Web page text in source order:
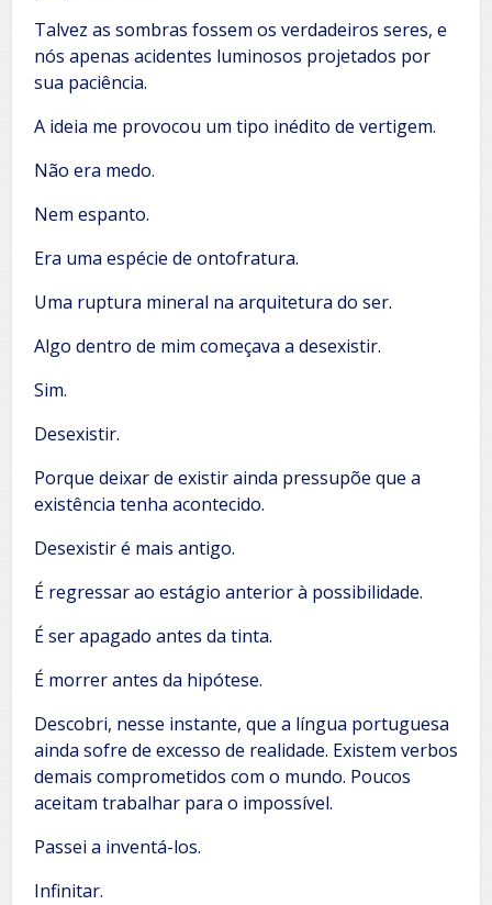
Talvez as sombras fossem os verdadeiros seres, e
nós apenas acidentes luminosos projetados por
sua paciência.
A ideia me provocou um tipo inédito de vertigem.
Não era medo.
Nem espanto.
Era uma espécie de ontofratura.
Uma ruptura mineral na arquitetura do ser.
Algo dentro de mim começava a desexistir.
Sim.
Desexistir.
Porque deixar de existir ainda pressupõe que a
existência tenha acontecido.
Desexistir é mais antigo.
É regressar ao estágio anterior à possibilidade.
É ser apagado antes da tinta.
É morrer antes da hipótese.
Descobri, nesse instante, que a língua portuguesa
ainda sofre de excesso de realidade. Existem verbos
demais comprometidos com o mundo. Poucos
aceitam trabalhar para o impossível.
Passei a inventá-los.
Infinitar.